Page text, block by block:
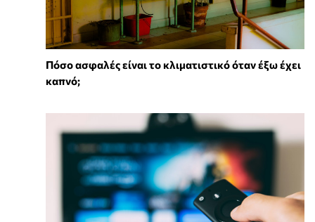
Πόσο ασφαλές είναι το κλιματιστικό όταν έξω έχει
καπνό;